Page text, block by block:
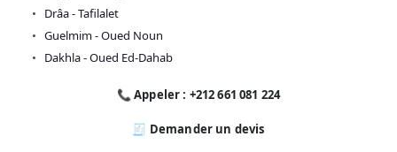
Drâa - Tafilalet
Guelmim - Oued Noun
Dakhla - Oued Ed-Dahab
📞 Appeler : +212 661 081 224
🧾 Demander un devis